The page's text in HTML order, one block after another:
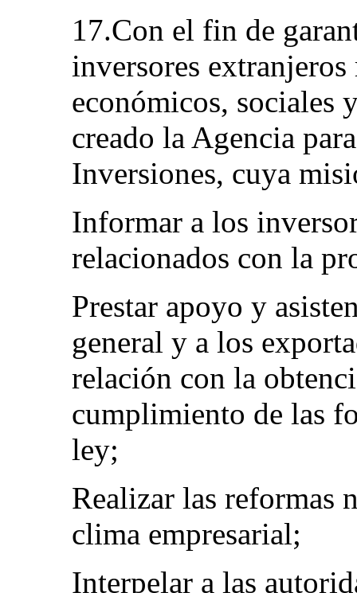
17.Con el fin de
inversores extranjeros
económicos, sociales
creado la Agencia
Inversiones, cuya
Informar a los
relacionados con la
Prestar apoyo y
general y a los
relación con la
cumplimiento de las
ley;
Realizar las reformas
clima empresarial;
Interpelar a las